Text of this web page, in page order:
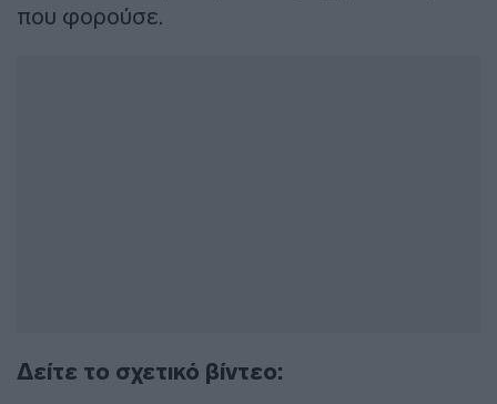
που φορούσε.
Δείτε το σχετικό βίντεο: